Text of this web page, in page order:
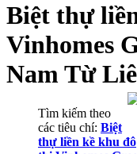
Biệt thự
Vinhomes
Nam Từ
Tìm kiếm theo
các tiêu chí: Biệt
thự liền kề khu đô